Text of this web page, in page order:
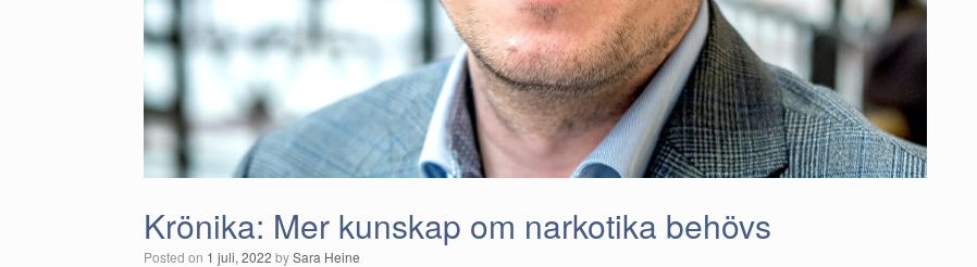
Krönika: Mer kunskap om narkotika behövs
Posted on 1 juli, 2022 bySara Heine